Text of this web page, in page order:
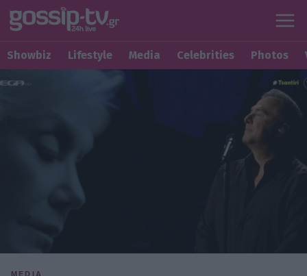
Showbiz Lifestyle Media Celebrities Photos
MEDIA